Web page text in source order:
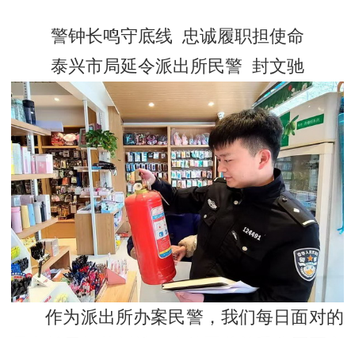
警钟长鸣守底线 忠诚履职担使命
泰兴市局延令派出所民警 封文驰
作为派出所办案民警，我们每日面对的